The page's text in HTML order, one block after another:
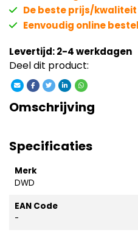
De beste prijs/
Eenvoudig online
Levertijd: 2-4 werkdagen
Deel dit product:
Omschrijving
Specificaties
Merk
DWD
EAN Code
-